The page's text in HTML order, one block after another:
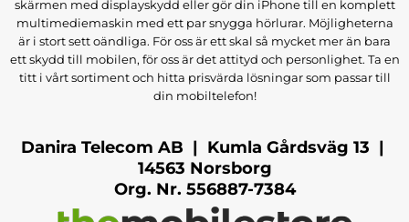
skärmen med displayskydd eller gör din iPhone till en komplett
multimediemaskin med ett par snygga hörlurar. Möjligheterna
är i stort sett oändliga. För oss är ett skal så mycket mer än bara
ett skydd till mobilen, för oss är det attityd och personlighet. Ta en
titt i vårt sortiment och hitta prisvärda lösningar som passar till
din mobiltelefon!
Danira Telecom AB | Kumla Gårdsväg 13 |
14563 Norsborg
Org. Nr. 556887-7384